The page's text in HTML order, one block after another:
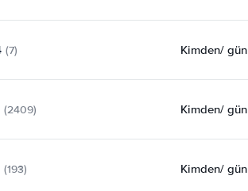
(7) Kimden/ gün
(2409) Kimden/ gün
(193) Kimden/ gün